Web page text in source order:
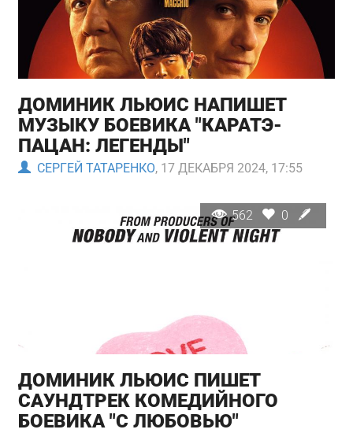
ДОМИНИК ЛЬЮИС НАПИШЕТ
МУЗЫКУ БОЕВИКА "КАРАТЭ-
ПАЦАН: ЛЕГЕНДЫ"
СЕРГЕЙ ТАТАРЕНКО, 17 ДЕКАБРЯ 2024, 17:55
562 0
ДОМИНИК ЛЬЮИС ПИШЕТ
САУНДТРЕК КОМЕДИЙНОГО
БОЕВИКА "С ЛЮБОВЬЮ"